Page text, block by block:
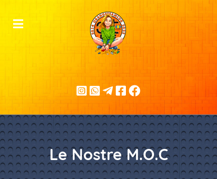
Le Nostre M.O.C